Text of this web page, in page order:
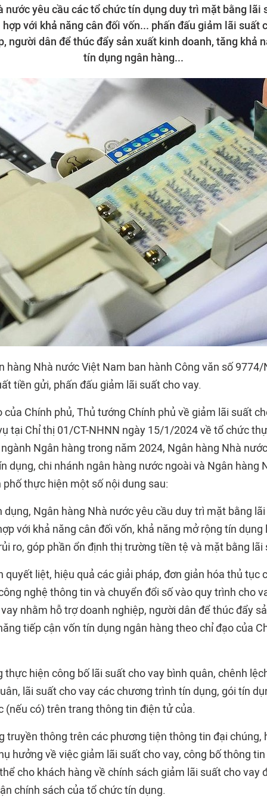
nước yêu cầu các tổ chức tín dụng duy trì mặt bằng lãi
hợp với khả năng cân đối vốn... phấn đấu giảm lãi suất
người dân để thúc đẩy sản xuất kinh doanh, tăng khả
tín dụng ngân hàng...
hàng Nhà nước Việt Nam ban hành Công văn số 9774/
tiền gửi, phấn đấu giảm lãi suất cho vay.
của Chính phủ, Thủ tướng Chính phủ về giảm lãi suất
tại Chỉ thị 01/CT-NHNN ngày 15/1/2024 về tổ chức
Ngân hàng trong năm 2024, Ngân hàng Nhà
dụng, chi nhánh ngân hàng nước ngoài và Ngân hàng
thực hiện một số nội dung sau:
Ngân hàng Nhà nước yêu cầu duy trì mặt bằng
với khả năng cân đối vốn, khả năng mở rộng tín
ro, góp phần ổn định thị trường tiền tệ và mặt bằng
quyết liệt, hiệu quả các giải pháp, đơn giản hóa thủ tục
nghệ thông tin và chuyển đổi số vào quy trình cho
nhằm hỗ trợ doanh nghiệp, người dân để thúc đẩy
tiếp cận vốn tín dụng ngân hàng theo chỉ đạo của
thực hiện công bố lãi suất cho vay bình quân, chênh
lãi suất cho vay các chương trình tín dụng, gói tín
(nếu có) trên trang thông tin điện tử của.
truyền thông trên các phương tiện thông tin đại chúng,
hưởng về việc giảm lãi suất cho vay, công bố thông
cho khách hàng về chính sách giảm lãi suất cho vay
chính sách của tổ chức tín dụng.